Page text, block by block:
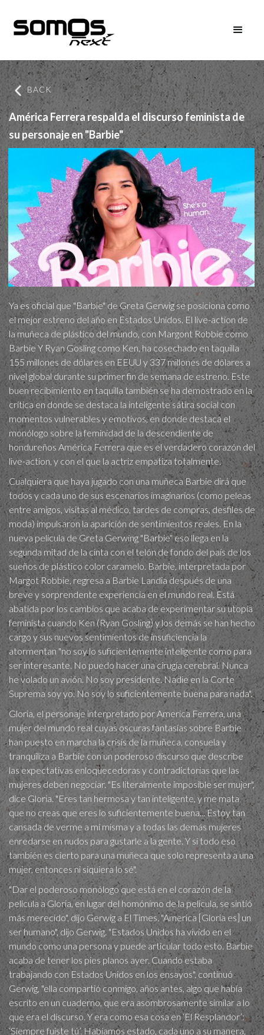
BACK
América Ferrera respalda el discurso feminista de
su personaje en "Barbie"
Ya es oficial que "Barbie" de Greta Gerwig se posiciona como
el mejor estreno del año en Estados Unidos. El live-action de
la muñeca de plástico del mundo, con Margont Robbie como
Barbie Y Ryan Gosling como Ken, ha cosechado en taquilla
155 millones de dólares en EEUU y 337 millones de dólares a
nivel global durante su primer fin de semana de estreno. Este
buen recibimiento en taquilla también se ha demostrado en la
crítica en donde se destaca la inteligente sátira social con
momentos vulnerables y emotivos, en donde destaca el
monólogo sobre la feminidad de la descendiente de
hondureños América Ferrera que es el verdadero corazón del
live-action, y con el que la actriz empatiza totalmente.
Cualquiera que haya jugado con una muñeca Barbie dirá que
todos y cada uno de sus escenarios imaginarios (como peleas
entre amigos, visitas al médico, tardes de compras, desfiles de
moda) impulsaron la aparición de sentimientos reales. En la
nueva película de Greta Gerwing "Barbie" eso llega en la
segunda mitad de la cinta con el telón de fondo del país de los
sueños de plástico color caramelo. Barbie, interpretada por
Margot Robbie, regresa a Barbie Landia después de una
breve y sorprendente experiencia en el mundo real. Está
abatida por los cambios que acaba de experimentar su utopía
feminista cuando Ken (Ryan Gosling) y los demás se han hecho
cargo y sus nuevos sentimientos de insuficiencia la
atormentan "no soy lo suficientemente inteligente como para
ser interesante. No puedo hacer una cirugía cerebral. Nunca
he volado un avión. No soy presidente. Nadie en la Corte
Suprema soy yo. No soy lo suficientemente buena para nada".
Gloria, el personaje interpretado por America Ferrera, una
mujer del mundo real cuyas oscuras fantasías sobre Barbie
han puesto en marcha la crisis de la muñeca, consuela y
tranquiliza a Barbie con un poderoso discurso que describe
las expectativas enloquecedoras y contradictorias que las
mujeres deben negociar. "Es literalmente imposible ser mujer",
dice Gloria. "Eres tan hermosa y tan inteligente, y me mata
que no creas que eres lo suficientemente buena... Estoy tan
cansada de verme a mí misma y a todas las demás mujeres
enredarse en nudos para gustarle a la gente. Y si todo eso
también es cierto para una muñeca que solo representa a una
mujer, entonces ni siquiera lo sé".
"Dar el poderoso monólogo que está en el corazón de la
película a Gloria, en lugar del homónimo de la película, se sintió
más merecido", dijo Gerwig a El Times. "America [Gloria es] un
ser humano", dijo Gerwig. "Estados Unidos ha vivido en el
mundo como una persona y puede articular todo esto. Barbie
acaba de tener los pies planos ayer. Cuando estaba
trabajando con Estados Unidos en los ensayos", continuó
Gerwig, "ella compartió conmigo, años antes, algo que había
escrito en un cuaderno, que era asombrosamente similar a lo
que era el discurso. Y era como esa cosa en ‘El Resplandor’:
‘Siempre fuiste tú’. Habíamos estado, cada uno a su manera,